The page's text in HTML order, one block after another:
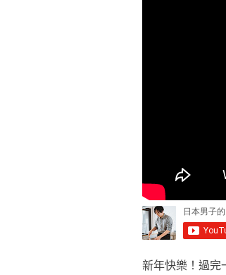
新年快樂！過完